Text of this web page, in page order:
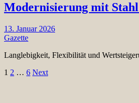
Modernisierung mit
13. Januar 2026
Gazette
Langlebigkeit, Flexibilität und
Seitennummerierung
1 2 … 6 Next